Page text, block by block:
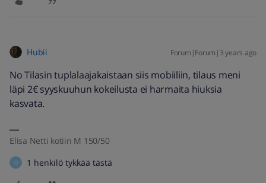
Hubii Forum|Forum|3 years ago
No Tilasin tuplalaajakaistaan siis mobiiliin, tilaus meni
läpi 2€ syyskuuhun kokeilusta ei harmaita hiuksia
kasvata.
Elisa Netti kotiin M 150/50
O 1 henkilö tykkää tästä